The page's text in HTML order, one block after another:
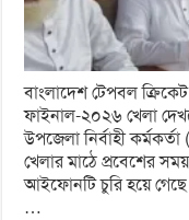
বাংলাদেশ টেপবল
ফাইনাল-২০২৬ খেলা
উপজেলা নির্বাহী
খেলার মাঠে প্রবেশের
আইফোনটি চুরি হয়ে
…